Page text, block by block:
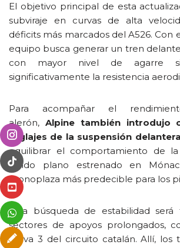
El objetivo principal de esta
subviraje en curvas de alta
déficits más marcados del A526. Con
equipo busca generar un tren
con mayor nivel de agarre
significativamente la resistencia
Para acompañar el
alerón, Alpine también introdujo
reglajes de la suspensión delantera
equilibrar el comportamiento de
fondo plano estrenado en
monoplaza más predecible para los
Esta búsqueda de estabilidad será
sectores de apoyos prolongados,
curva 3 del circuito catalán. Allí, los